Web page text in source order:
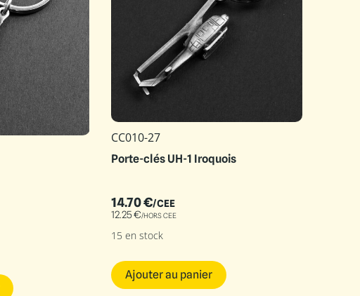
CC010-27
Porte-clés UH-1 Iroquois
14.70€/CEE
12.25€/HORS CEE
15 en stock
Ajouter au panier